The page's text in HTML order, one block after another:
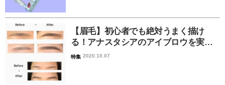
【眉毛】初心者でも絶対うまく描け
る！アナスタシアのアイブロウを実…
特集 2020.10.07